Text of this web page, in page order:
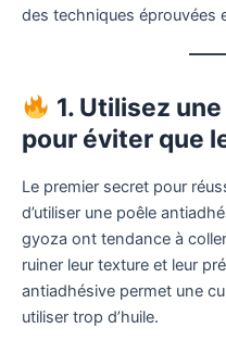
des techniques éprouvées
1. Utilisez
pour éviter que
Le premier secret pour
d’utiliser une poêle
gyoza ont tendance à
ruiner leur texture et leur
antiadhésive permet une
utiliser trop d’huile.